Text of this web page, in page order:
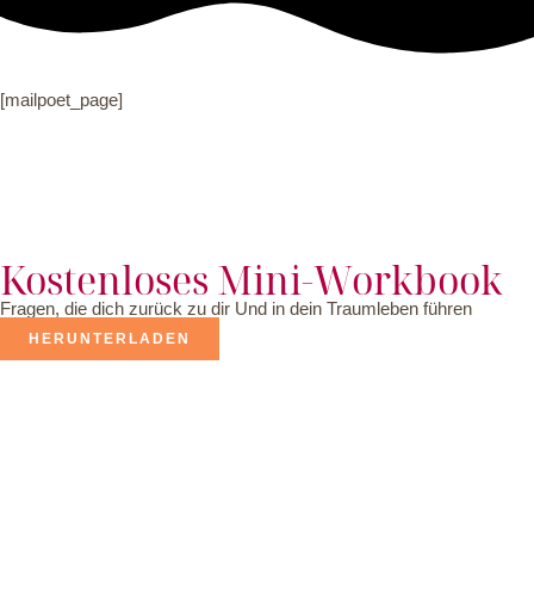
[mailpoet_page]
Kostenloses Mini-Workbook
Fragen, die dich zurück zu dir Und in dein Traumleben führen
HERUNTERLADEN